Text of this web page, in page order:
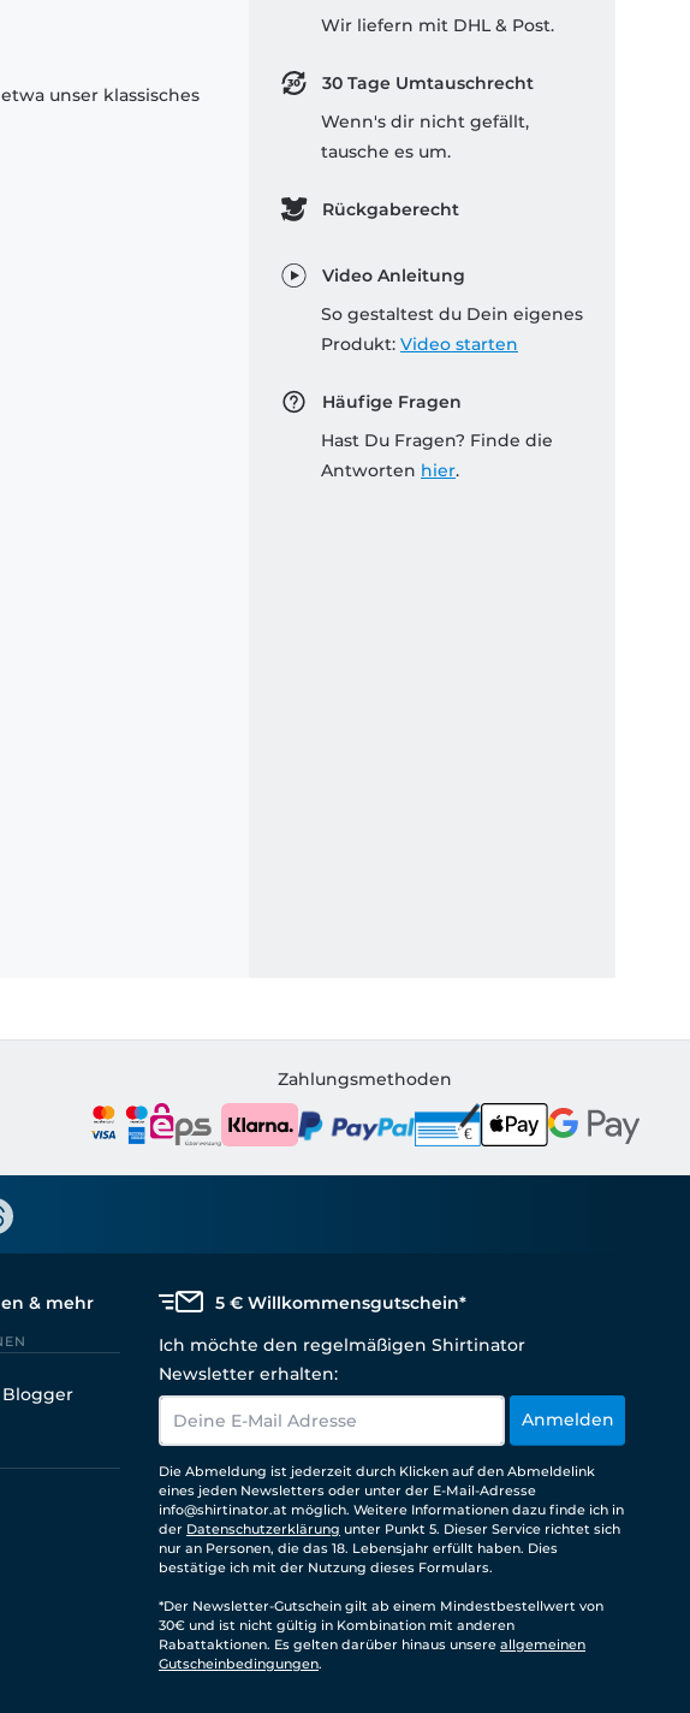
unser klassisches
Wir liefern mit DHL & Post.
30 Tage Umtauschrecht
Wenn's dir nicht gefällt,
tausche es um.
Rückgaberecht
Video Anleitung
So gestaltest du Dein eigenes
Produkt: Video starten
Häufige Fragen
Hast Du Fragen? Finde die
Antworten hier.
Zahlungsmethoden
& mehr
5 € Willkommensgutschein*
Ich möchte den regelmäßigen Shirtinator
Newsletter erhalten:
Anmelden
Die Abmeldung ist jederzeit durch Klicken auf den Abmeldelink
eines jeden Newsletters oder unter der E-Mail-Adresse
info@shirtinator.at möglich. Weitere Informationen dazu finde ich in
der Datenschutzerklärung unter Punkt 5. Dieser Service richtet sich
nur an Personen, die das 18. Lebensjahr erfüllt haben. Dies
bestätige ich mit der Nutzung dieses Formulars.
*Der Newsletter-Gutschein gilt ab einem Mindestbestellwert von
30€ und ist nicht gültig in Kombination mit anderen
Rabattaktionen. Es gelten darüber hinaus unsere allgemeinen
Gutscheinbedingungen.